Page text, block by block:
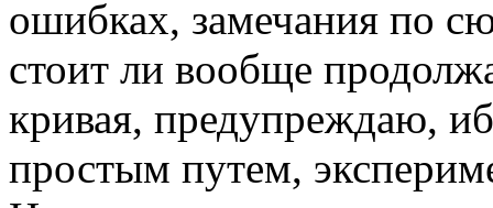
ошибках, замечания по
стоит ли вообще
кривая, предупреждаю,
простым путем,